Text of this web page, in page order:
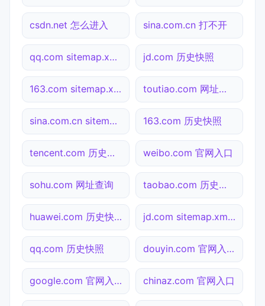
csdn.net 怎么进入 sina.com.cn 打不开
qq.com sitemap.xml检测 jd.com 历史快照
163.com sitemap.xml检测 toutiao.com 网址查询
sina.com.cn sitemap.xml检测 163.com 历史快照
tencent.com 历史快照 weibo.com 官网入口
sohu.com 网址查询 taobao.com 历史快照
huawei.com 历史快照 jd.com sitemap.xml检测
qq.com 历史快照 douyin.com 官网入口
google.com 官网入口 chinaz.com 官网入口